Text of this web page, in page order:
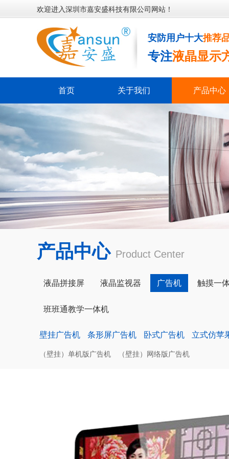
欢迎进入深圳市嘉安盛科技有限公司网站！
安防用户十大推荐
专注液晶显示
首页 关于我们 产品中心
产品中心 Product Center
液晶拼接屏 液晶监视器 广告机 触摸一
班班通教学一体机
壁挂广告机 条形屏广告机 卧式广告机 立式仿苹
（壁挂）单机版广告机 （壁挂）网络版广告机